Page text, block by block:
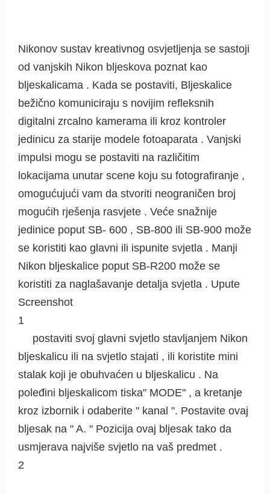
Nikonov sustav kreativnog osvjetljenja se sastoji
od vanjskih Nikon bljeskova poznat kao
bljeskalicama . Kada se postaviti, Bljeskalice
bežično komuniciraju s novijim refleksnih
digitalni zrcalno kamerama ili kroz kontroler
jedinicu za starije modele fotoaparata . Vanjski
impulsi mogu se postaviti na različitim
lokacijama unutar scene koju su fotografiranje ,
omogućujući vam da stvoriti neograničen broj
mogućih rješenja rasvjete . Veće snažnije
jedinice poput SB- 600 , SB-800 ili SB-900 može
se koristiti kao glavni ili ispunite svjetla . Manji
Nikon bljeskalice poput SB-R200 može se
koristiti za naglašavanje detalja svjetla . Upute
Screenshot
1
postaviti svoj glavni svjetlo stavljanjem Nikon
bljeskalicu ili na svjetlo stajati , ili koristite mini
stalak koji je obuhvaćen u bljeskalicu . Na
poleđini bljeskalicom tiska" MODE" , a kretanje
kroz izbornik i odaberite " kanal ". Postavite ovaj
bljesak na " A. " Pozicija ovaj bljesak tako da
usmjerava najviše svjetlo na vaš predmet .
2